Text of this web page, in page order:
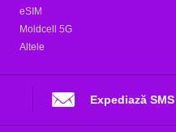
eSIM
Moldcell 5G
Altele
Expediază SMS